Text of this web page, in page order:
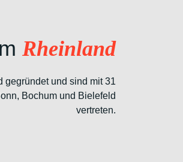
Rheinland
gegründet und sind mit 31
Bochum und Bielefeld
vertreten.